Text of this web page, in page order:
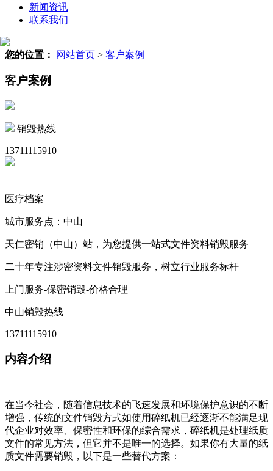
新闻资讯
联系我们
您的位置： 网站首页 > 客户案例
客户案例
销毁热线
13711115910
医疗档案
城市服务点：中山
天仁密销（中山）站，为您提供一站式文件资料销毁服务
二十年专注涉密资料文件销毁服务，树立行业服务标杆
上门服务-保密销毁-价格合理
中山销毁热线
13711115910
内容介绍
在当今社会，随着信息技术的飞速发展和环境保护意识的不断
增强，传统的文件销毁方式如使用碎纸机已经逐渐不能满足现
代企业对效率、保密性和环保的综合需求，碎纸机是处理纸质
文件的常见方法，但它并不是唯一的选择。如果你有大量的纸
质文件需要销毁，以下是一些替代方案：